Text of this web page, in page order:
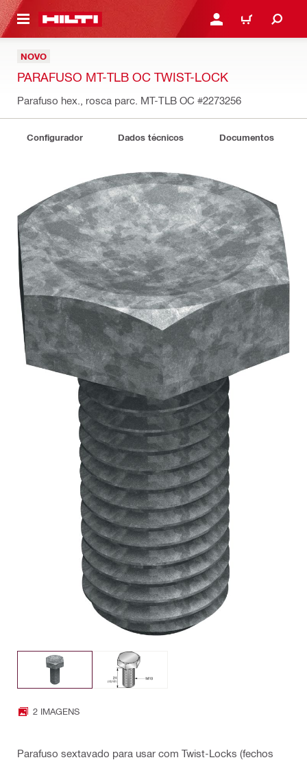
CONTENT ENTRAR OU REGISTAR
CARRINHO
NOVO
PARAFUSO MT-TLB OC TWIST-LOCK
Parafuso hex., rosca parc. MT-TLB OC #2273256
Configurador Dados técnicos Documentos
2 IMAGENS
Parafuso sextavado para usar com Twist-Locks (fechos